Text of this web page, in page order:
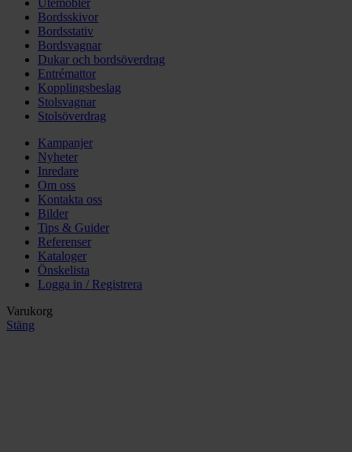
Utemöbler
Bordsskivor
Bordsstativ
Bordsvagnar
Dukar och bordsöverdrag
Entrémattor
Kopplingsbeslag
Stolsvagnar
Stolsöverdrag
Kampanjer
Nyheter
Inredare
Om oss
Kontakta oss
Bilder
Tips & Guider
Referenser
Kataloger
Önskelista
Logga in / Registrera
Varukorg
Stäng